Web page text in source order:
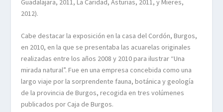
2012).
Cabe destacar la exposición en la casa del Cordón, Burgos,
en 2010, en la que se presentaba las acuarelas originales
realizadas entre los años 2008 y 2010 para ilustrar “Una
mirada natural”. Fue en una empresa concebida como una
largo viaje por la sorprendente fauna, botánica y geología
de la provincia de Burgos, recogida en tres volúmenes
publicados por Caja de Burgos.